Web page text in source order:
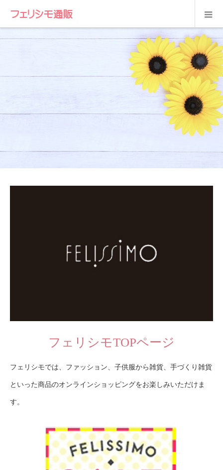
フェリシモTOPページ
フェリシモでは、ファッション、子供服から雑貨、手づくり雑貨
といった商品のオンラインショッピングをお楽しみいただけま
す。